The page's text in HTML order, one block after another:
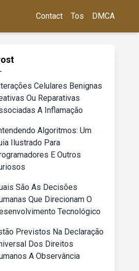
Contact Tos DMCA
Celulares Benignas
Ou Reparativas
A Inflamação
Algoritmos: Um
Ilustrado Para
E Outros
São As Decisões
Que Direcionam O
Tecnológico
Previstos Na Declaração
Dos Direitos
A Observância